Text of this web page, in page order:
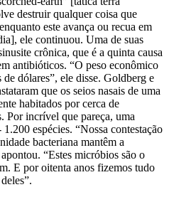
destruir qualquer coisa que
este avança ou recua em
ele continuou. Uma de suas
crônica, que é a quinta causa
antibióticos. “O peso econômico
dólares”, ele disse. Goldberg e
que os seios nasais de uma
habitados por cerca de
Por incrível que pareça, uma
espécies. “Nossa contestação
bacteriana mantêm a
“Estes micróbios são o
E por oitenta anos fizemos tudo